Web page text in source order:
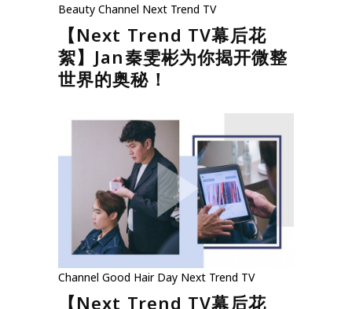
Beauty Channel Next Trend TV
【Next Trend TV幕后花
絮】Jan秦雯彬为你揭开微整
世界的奥秘！
Channel Good Hair Day Next Trend TV
【Next Trend TV幕后花